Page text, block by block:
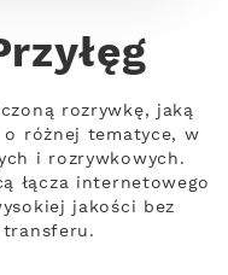
rozrywkę, jaką
różnej tematyce, w
i rozrywkowych.
łącza internetowego
jakości bez